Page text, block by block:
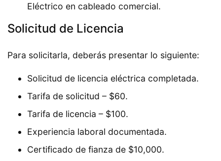
Eléctrico en cableado comercial.
Solicitud de Licencia
Para solicitarla, deberás presentar lo siguiente:
Solicitud de licencia eléctrica completada.
Tarifa de solicitud – $60.
Tarifa de licencia – $100.
Experiencia laboral documentada.
Certificado de fianza de $10,000.